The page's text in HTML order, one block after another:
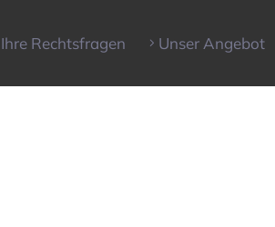
Ihre Rechts­fragen Unser Angebot